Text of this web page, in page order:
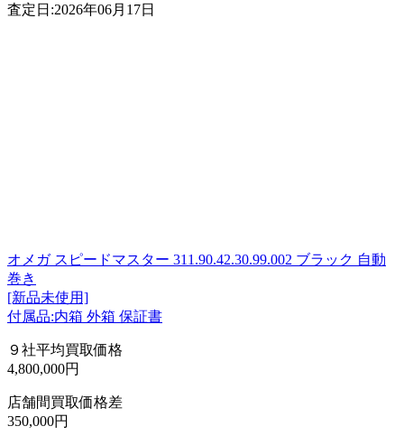
査定日:2026年06月17日
オメガ スピードマスター 311.90.42.30.99.002 ブラック 自動
巻き
[新品未使用]
付属品:内箱 外箱 保証書
９社平均買取価格
4,800,000円
店舗間買取価格差
350,000円